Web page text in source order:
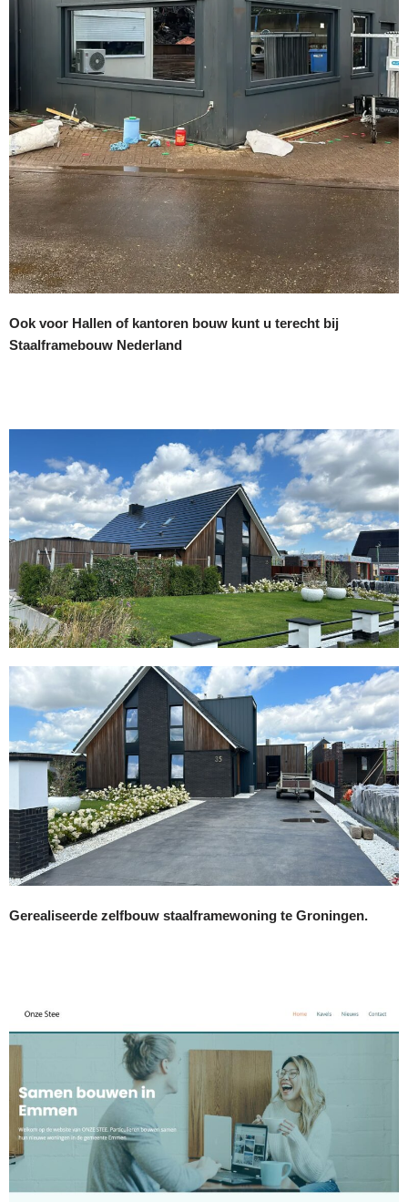
Ook voor Hallen of kantoren bouw kunt u terecht bij
Staalframebouw Nederland
Gerealiseerde zelfbouw staalframewoning te Groningen.